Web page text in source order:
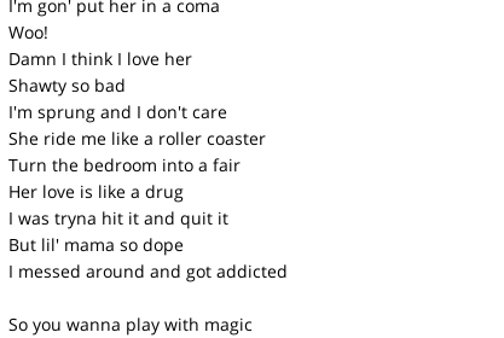
I'm gon' put her in a coma
Woo!
Damn I think I love her
Shawty so bad
I'm sprung and I don't care
She ride me like a roller coaster
Turn the bedroom into a fair
Her love is like a drug
I was tryna hit it and quit it
But lil' mama so dope
I messed around and got addicted
So you wanna play with magic